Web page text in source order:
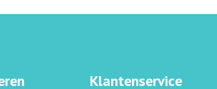
Klantenservice